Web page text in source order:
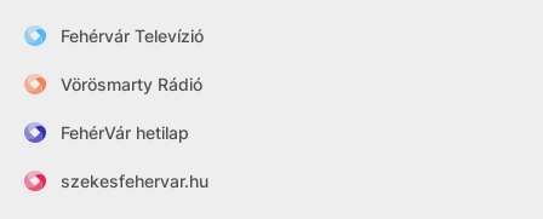
Fehérvár Televízió
Vörösmarty Rádió
FehérVár hetilap
szekesfehervar.hu